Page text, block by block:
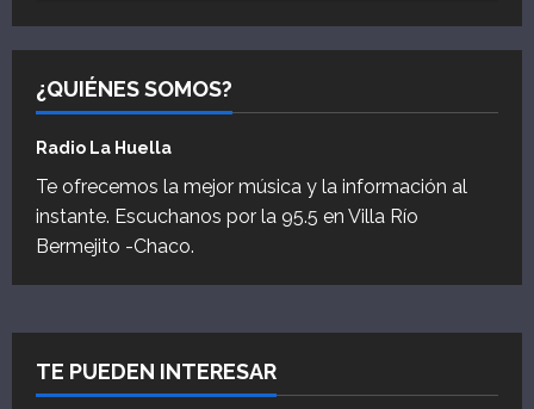
¿QUIÉNES SOMOS?
Radio La Huella
Te ofrecemos la mejor música y la información al
instante. Escuchanos por la 95.5 en Villa Río
Bermejito -Chaco.
TE PUEDEN INTERESAR